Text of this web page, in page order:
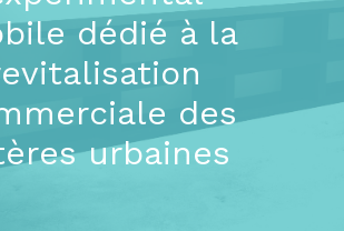
dédié à la
des
urbaines